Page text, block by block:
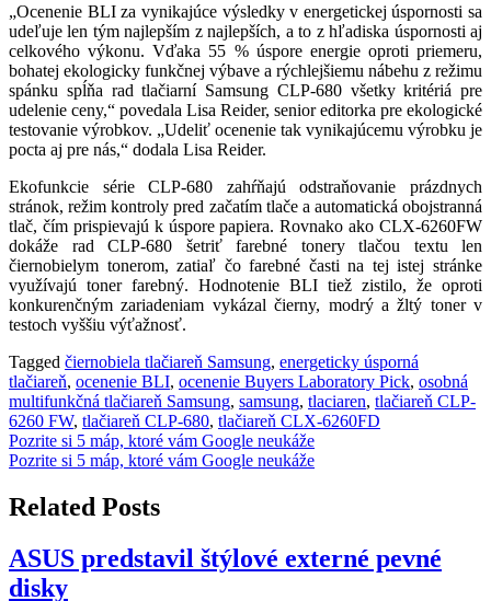
„Ocenenie BLI za vynikajúce výsledky v energetickej úspornosti sa
udeľuje len tým najlepším z najlepších, a to z hľadiska úspornosti aj
celkového výkonu. Vďaka 55 % úspore energie oproti priemeru,
bohatej ekologicky funkčnej výbave a rýchlejšiemu nábehu z režimu
spánku spĺňa rad tlačiarní Samsung CLP-680 všetky kritériá pre
udelenie ceny,“ povedala Lisa Reider, senior editorka pre ekologické
testovanie výrobkov. „Udeliť ocenenie tak vynikajúcemu výrobku je
pocta aj pre nás,“ dodala Lisa Reider.
Ekofunkcie série CLP-680 zahŕňajú odstraňovanie prázdnych
stránok, režim kontroly pred začatím tlače a automatická obojstranná
tlač, čím prispievajú k úspore papiera. Rovnako ako CLX-6260FW
dokáže rad CLP-680 šetriť farebné tonery tlačou textu len
čiernobielym tonerom, zatiaľ čo farebné časti na tej istej stránke
využívajú toner farebný. Hodnotenie BLI tiež zistilo, že oproti
konkurenčným zariadeniam vykázal čierny, modrý a žltý toner v
testoch vyššiu výťažnosť.
Tagged čiernobiela tlačiareň Samsung, energeticky úsporná
tlačiareň, ocenenie BLI, ocenenie Buyers Laboratory Pick, osobná
multifunkčná tlačiareň Samsung, samsung, tlaciaren, tlačiareň CLP-
6260 FW, tlačiareň CLP-680, tlačiareň CLX-6260FD
Navigácia
v
článku
Pozrite si 5 máp, ktoré vám Google neukáže
Pozrite si 5 máp, ktoré vám Google neukáže
Related Posts
ASUS predstavil štýlové externé pevné
disky